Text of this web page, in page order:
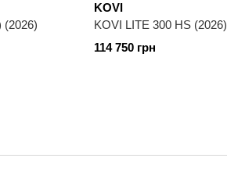
(2026)
KOVI
KOVI LITE 300 HS (2026)
114 750 грн